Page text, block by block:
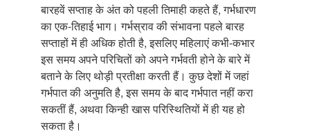
बारहवें सप्ताह के अंत को पहली तिमाही कहते हैं, गर्भधारण
का एक-तिहाई भाग। गर्भस्राव की संभावना पहले बारह
सप्ताहों में ही अधिक होती है, इसलिए महिलाएं कभी-कभार
इस समय अपने परिचितों को अपने गर्भवती होने के बारे में
बताने के लिए थोड़ी प्रतीक्षा करती हैं। कुछ देशों में जहां
गर्भपात की अनुमति है, इस समय के बाद गर्भपात नहीं करा
सकतीं हैं, अथवा किन्ही खास परिस्थितियों में ही यह हो
सकता है।